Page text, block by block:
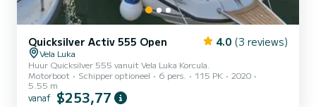
Quicksilver Activ 555 Open 4.0 (3 reviews)
Vela Luka
Huur Quicksilver 555 vanuit Vela Luka Korcula.
Motorboot
Schipper optioneel 6 pers. 115 PK
2020
5.55 m
vanaf $253,77